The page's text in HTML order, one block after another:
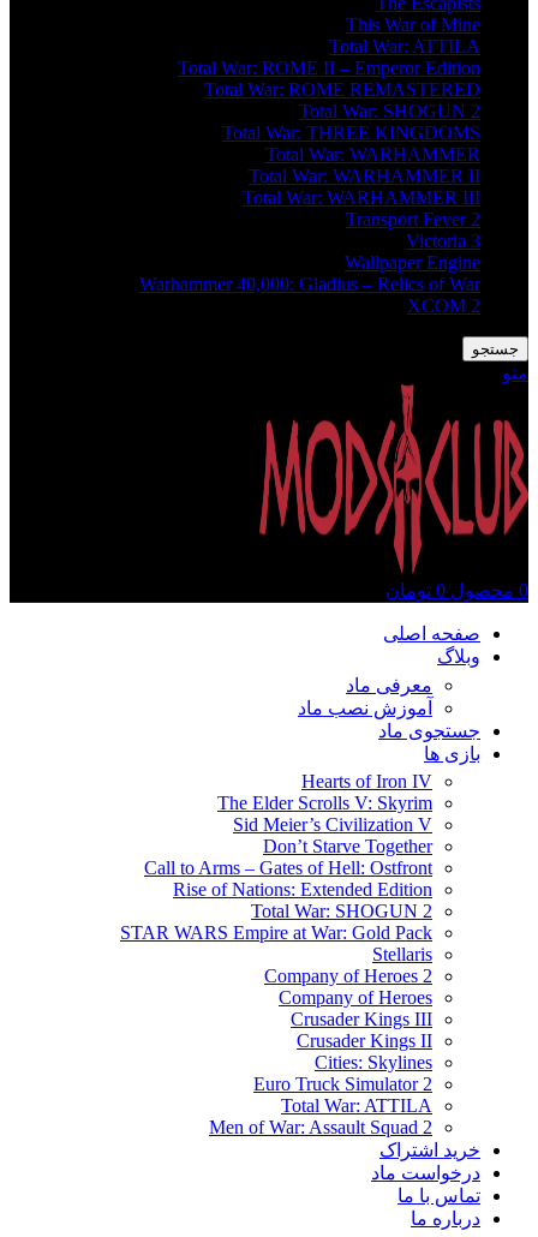
This War of Mine
Total War: ATTILA
Total War: ROME II – Emperor Edition
Total War: ROME REMASTERED
Total War: SHOGUN 2
Total War: THREE KINGDOMS
Total War: WARHAMMER
Total War: WARHAMMER II
Total War: WARHAMMER III
Transport Fever 2
Victoria 3
Wallpaper Engine
Warhammer 40,000: Gladius – Relics of War
XCOM 2
جستجو
منو
0 محصول 0 تومان
صفحه اصلی
وبلاگ
معرفی ماد
آموزش نصب ماد
جستجوی ماد
بازی ها
Hearts of Iron IV
The Elder Scrolls V: Skyrim
Sid Meier’s Civilization V
Don’t Starve Together
Call to Arms – Gates of Hell: Ostfront
Rise of Nations: Extended Edition
Total War: SHOGUN 2
STAR WARS Empire at War: Gold Pack
Stellaris
Company of Heroes 2
Company of Heroes
Crusader Kings III
Crusader Kings II
Cities: Skylines
Euro Truck Simulator 2
Total War: ATTILA
Men of War: Assault Squad 2
خرید اشتراک
درخواست ماد
تماس با ما
درباره ما